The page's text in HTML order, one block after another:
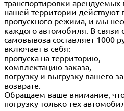
транспортировки
нашей территории действуют
пропускного режима, и мы
каждого автомобиля. В связи
самовывоза составляет 1000
включает в себя:
пропуска на территорию,
комплектацию заказа,
погрузку и выгрузку вашего
возврате.
Обращаем ваше внимание,
погрузку только тех